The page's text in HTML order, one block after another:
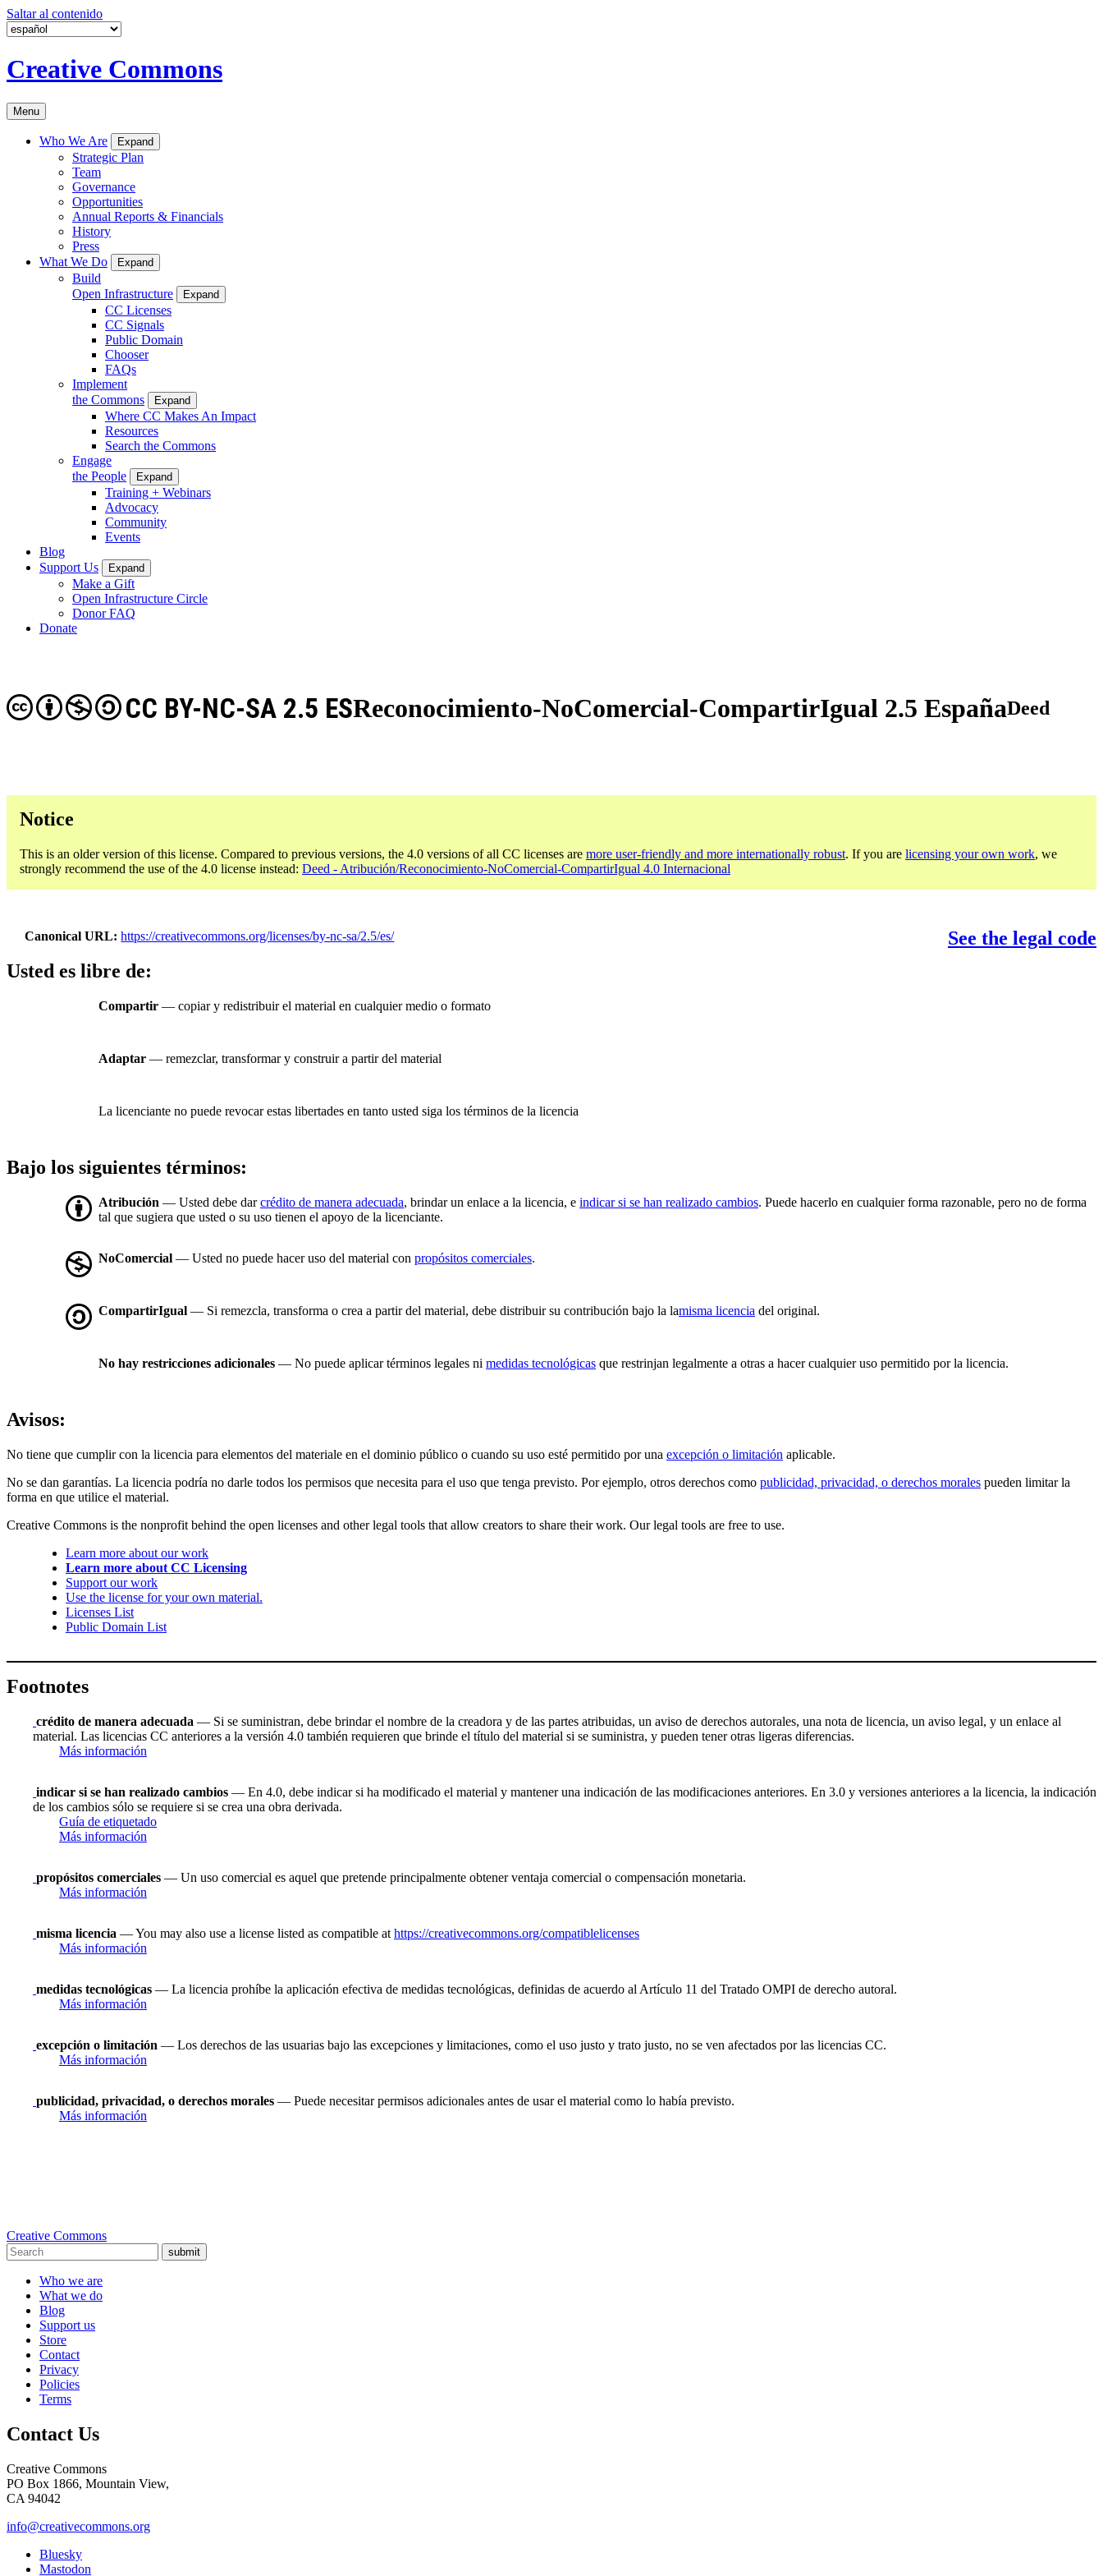
Saltar al contenido
Creative Commons
Menu
Who We Are Expand
Strategic Plan
Team
Governance
Opportunities
Annual Reports & Financials
History
Press
What We Do
Expand
Build
Open Infrastructure
Expand
CC Licenses
CC Signals
Public Domain
Chooser
FAQs
Implement
the Commons
Expand
Where CC Makes An Impact
Resources
Search the Commons
Engage
the People
Expand
Training + Webinars
Advocacy
Community
Events
Blog
Support Us
Expand
Make a Gift
Open Infrastructure Circle
Donor FAQ
Donate
Reconocimiento-NoComercial-CompartirIgual 2.5 España
CC BY-NC-SA 2.5 ES Deed
Notice
This is an older version of this license. Compared to previous versions, the 4.0 versions of all CC licenses are more user-friendly and more internationally robust. If you are licensing your own work, we
strongly recommend the use of the 4.0 license instead: Deed - Atribución/Reconocimiento-NoComercial-CompartirIgual 4.0 Internacional
Canonical URL https://creativecommons.org/licenses/by-nc-sa/2.5/es/
See the legal code
Usted es libre de:
Compartir — copiar y redistribuir el material en cualquier medio o formato
Adaptar — remezclar, transformar y construir a partir del material
La licenciante no puede revocar estas libertades en tanto usted siga los términos de la licencia
Bajo los siguientes términos:
Atribución — Usted debe darcrédito de manera adecuada, brindar un enlace a la licencia, e indicar si se han realizado cambios. Puede hacerlo en cualquier forma razonable, pero no de forma
tal que sugiera que usted o su uso tienen el apoyo de la licenciante.
NoComercial — Usted no puede hacer uso del material con propósitos comerciales.
CompartirIgual — Si remezcla, transforma o crea a partir del material, debe distribuir su contribución bajo la lamisma licencia del original.
No hay restricciones adicionales — No puede aplicar términos legales ni medidas tecnológicas que restrinjan legalmente a otras a hacer cualquier uso permitido por la licencia.
Avisos:
No tiene que cumplir con la licencia para elementos del materiale en el dominio público o cuando su uso esté permitido por una excepción o limitación aplicable.
No se dan garantías. La licencia podría no darle todos los permisos que necesita para el uso que tenga previsto. Por ejemplo, otros derechos como publicidad, privacidad, o derechos morales pueden limitar la
forma en que utilice el material.
Creative Commons is the nonprofit behind the open licenses and other legal tools that allow creators to share their work. Our legal tools are free to use.
Learn more about our work
Learn more about CC Licensing
Support our work
Use the license for your own material.
Licenses List
Public Domain List
Footnotes
crédito de manera adecuada — Si se suministran, debe brindar el nombre de la creadora y de las partes atribuidas, un aviso de derechos autorales, una nota de licencia, un aviso legal, y un enlace al
material. Las licencias CC anteriores a la versión 4.0 también requieren que brinde el título del material si se suministra, y pueden tener otras ligeras diferencias.
Más información
indicar si se han realizado cambios — En 4.0, debe indicar si ha modificado el material y mantener una indicación de las modificaciones anteriores. En 3.0 y versiones anteriores a la licencia, la indicación
de los cambios sólo se requiere si se crea una obra derivada.
Guía de etiquetado
Más información
propósitos comerciales — Un uso comercial es aquel que pretende principalmente obtener ventaja comercial o compensación monetaria.
Más información
misma licencia — You may also use a license listed as compatible at https://creativecommons.org/compatiblelicenses
Más información
medidas tecnológicas — La licencia prohíbe la aplicación efectiva de medidas tecnológicas, definidas de acuerdo al Artículo 11 del Tratado OMPI de derecho autoral.
Más información
excepción o limitación — Los derechos de las usuarias bajo las excepciones y limitaciones, como el uso justo y trato justo, no se ven afectados por las licencias CC.
Más información
publicidad, privacidad, o derechos morales — Puede necesitar permisos adicionales antes de usar el material como lo había previsto.
Más información
Creative Commons
submit
Who we are
What we do
Blog
Support us
Store
Contact
Privacy
Policies
Terms
Contact Us
Creative Commons
PO Box 1866, Mountain View,
CA 94042
info@creativecommons.org
Bluesky
Mastodon